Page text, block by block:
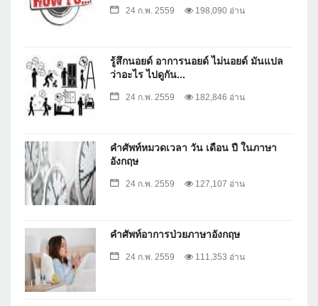
24 ก.พ. 2559 198,090 อ่าน
รู้สึกนอยด์ อาการนอยด์ ไม่นอยด์ มันแปล
ว่าอะไร ไปดูกัน...
24 ก.พ. 2559 182,846 อ่าน
คำศัพท์หมวดเวลา วัน เดือน ปี ในภาษา
อังกฤษ
24 ก.พ. 2559 127,107 อ่าน
คำศัพท์อาการป่วยภาษาอังกฤษ
24 ก.พ. 2559 111,353 อ่าน